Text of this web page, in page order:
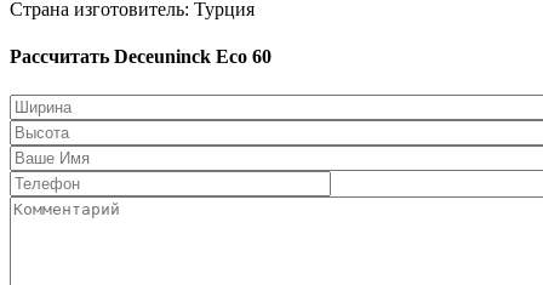
Страна изготовитель: Турция
Рассчитать Deceuninck Eco 60